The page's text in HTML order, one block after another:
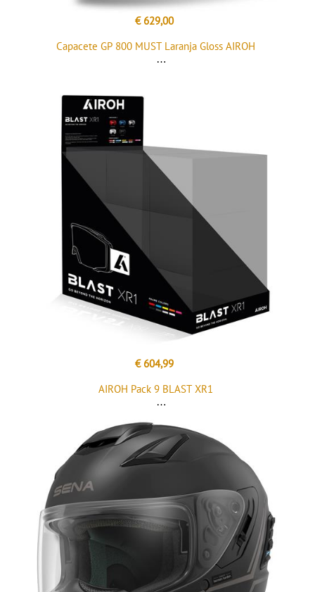
€ 629,00
Capacete GP 800 MUST Laranja Gloss AIROH
€ 604,99
AIROH Pack 9 BLAST XR1